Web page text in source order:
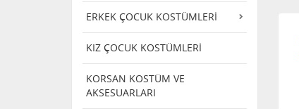
ERKEK ÇOCUK KOSTÜMLERİ
KIZ ÇOCUK KOSTÜMLERİ
KORSAN KOSTÜM VE
AKSESUARLARI